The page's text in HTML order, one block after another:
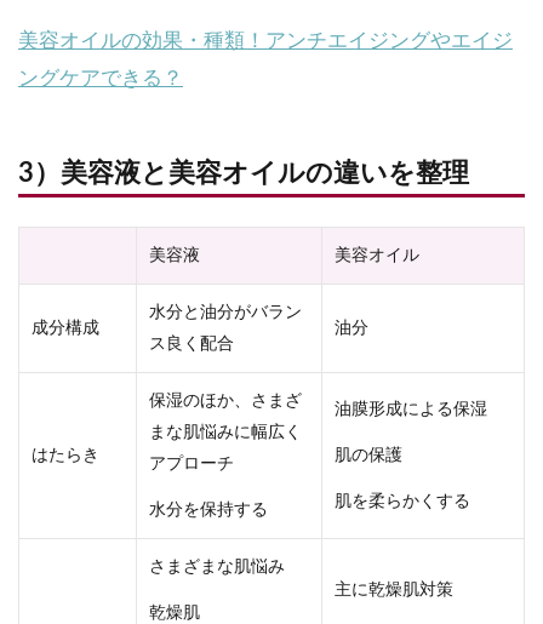
美容オイルの効果・種類！アンチエイジングやエイジ
ングケアできる？
3）美容液と美容オイルの違いを整理
美容液 美容オイル
成分構成
水分と油分がバラン
ス良く配合
油分
はたらき
保湿のほか、さまざ
まな肌悩みに幅広く
アプローチ
水分を保持する
油膜形成による保湿
肌の保護
肌を柔らかくする
さまざまな肌悩み
乾燥肌
主に乾燥肌対策